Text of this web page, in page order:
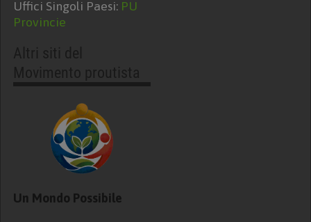
Uffici Singoli Paesi: PU
Provincie
Un Mondo Possibile